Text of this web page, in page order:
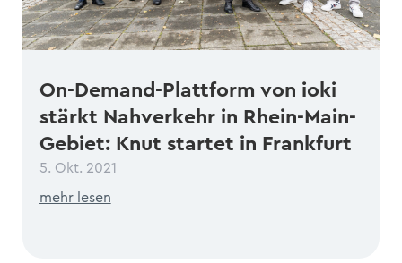
On-Demand-Plattform von ioki
stärkt Nahverkehr in Rhein-Main-
Gebiet: Knut startet in Frankfurt
5. Okt. 2021
mehr lesen